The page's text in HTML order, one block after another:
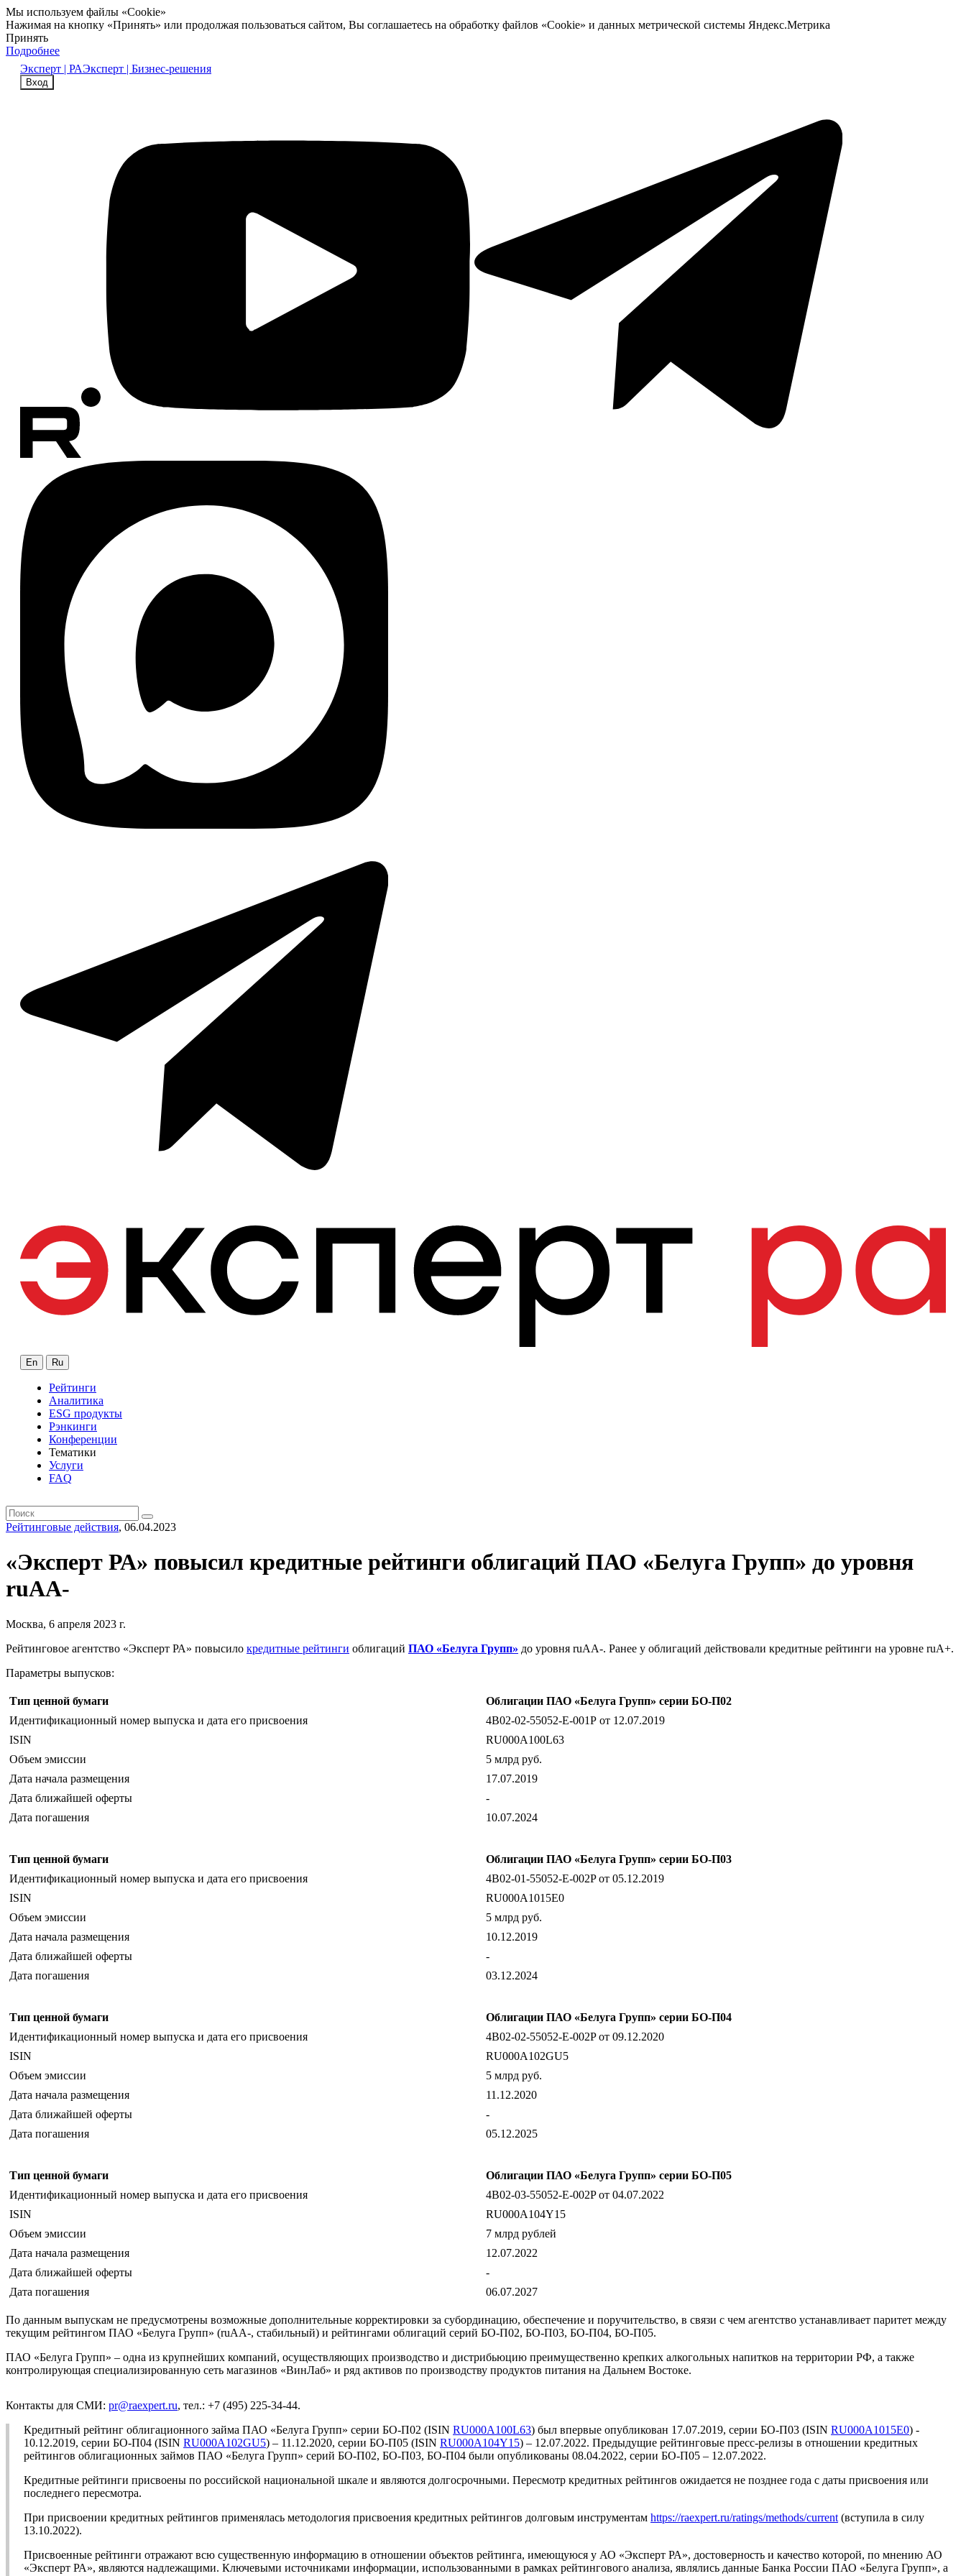
Мы используем файлы «Cookie»
Нажимая на кнопку «Принять» или продолжая пользоваться сайтом, Вы соглашаетесь на обработку файлов «Cookie» и данных метрической системы Яндекс.Метрика
Принять
Подробнее
Эксперт | РАЭксперт | Бизнес-решения
Вход
En Ru
Рейтинги
Аналитика
ESG продукты
Рэнкинги
Конференции
Тематики
Услуги
FAQ
Рейтинговые действия, 06.04.2023
«Эксперт РА» повысил кредитные рейтинги облигаций ПАО «Белуга Групп» до уровня
ruAA-
Москва, 6 апреля 2023 г.
Рейтинговое агентство «Эксперт РА» повысило кредитные рейтинги облигаций ПАО «Белуга Групп» до уровня ruAA-. Ранее у облигаций действовали кредитные рейтинги на уровне ruA+.
Параметры выпусков:
Тип ценной бумаги
Облигации ПАО «Белуга Групп» серии БО-П02
Идентификационный номер выпуска и дата его присвоения
4В02-02-55052-Е-001Р от 12.07.2019
ISIN
RU000A100L63
Объем эмиссии
5 млрд руб.
Дата начала размещения
17.07.2019
Дата ближайшей оферты
-
Дата погашения
10.07.2024
Тип ценной бумаги
Облигации ПАО «Белуга Групп» серии БО-П03
Идентификационный номер выпуска и дата его присвоения
4B02-01-55052-E-002P от 05.12.2019
ISIN
RU000A1015E0
Объем эмиссии
5 млрд руб.
Дата начала размещения
10.12.2019
Дата ближайшей оферты
-
Дата погашения
03.12.2024
Тип ценной бумаги
Облигации ПАО «Белуга Групп» серии БО-П04
Идентификационный номер выпуска и дата его присвоения
4B02-02-55052-E-002P от 09.12.2020
ISIN
RU000A102GU5
Объем эмиссии
5 млрд руб.
Дата начала размещения
11.12.2020
Дата ближайшей оферты
-
Дата погашения
05.12.2025
Тип ценной бумаги
Облигации ПАО «Белуга Групп» серии БО-П05
Идентификационный номер выпуска и дата его присвоения
4B02-03-55052-E-002P от 04.07.2022
ISIN
RU000A104Y15
Объем эмиссии
7 млрд рублей
Дата начала размещения
12.07.2022
Дата ближайшей оферты
-
Дата погашения
06.07.2027
По данным выпускам не предусмотрены возможные дополнительные корректировки за субординацию, обеспечение и поручительство, в связи с чем агентство устанавливает паритет между
текущим рейтингом ПАО «Белуга Групп» (ruAA-, стабильный) и рейтингами облигаций серий БО-П02, БО-П03, БО-П04, БО-П05.
ПАО «Белуга Групп» – одна из крупнейших компаний, осуществляющих производство и дистрибьюцию преимущественно крепких алкогольных напитков на территории РФ, а также
контролирующая специализированную сеть магазинов «ВинЛаб» и ряд активов по производству продуктов питания на Дальнем Востоке.
Контакты для СМИ: pr@raexpert.ru, тел.: +7 (495) 225-34-44.
Кредитный рейтинг облигационного займа ПАО «Белуга Групп» серии БО-П02 (ISIN RU000A100L63) был впервые опубликован 17.07.2019, серии БО-П03 (ISIN RU000A1015E0) -
10.12.2019, серии БО-П04 (ISIN RU000A102GU5) – 11.12.2020, серии БО-П05 (ISIN RU000A104Y15) – 12.07.2022. Предыдущие рейтинговые пресс-релизы в отношении кредитных
рейтингов облигационных займов ПАО «Белуга Групп» серий БО-П02, БО-П03, БО-П04 были опубликованы 08.04.2022, серии БО-П05 – 12.07.2022.
Кредитные рейтинги присвоены по российской национальной шкале и являются долгосрочными. Пересмотр кредитных рейтингов ожидается не позднее года с даты присвоения или
последнего пересмотра.
При присвоении кредитных рейтингов применялась методология присвоения кредитных рейтингов долговым инструментам https://raexpert.ru/ratings/methods/current (вступила в силу
13.10.2022).
Присвоенные рейтинги отражают всю существенную информацию в отношении объектов рейтинга, имеющуюся у АО «Эксперт РА», достоверность и качество которой, по мнению АО
«Эксперт РА», являются надлежащими. Ключевыми источниками информации, использованными в рамках рейтингового анализа, являлись данные Банка России ПАО «Белуга Групп», а